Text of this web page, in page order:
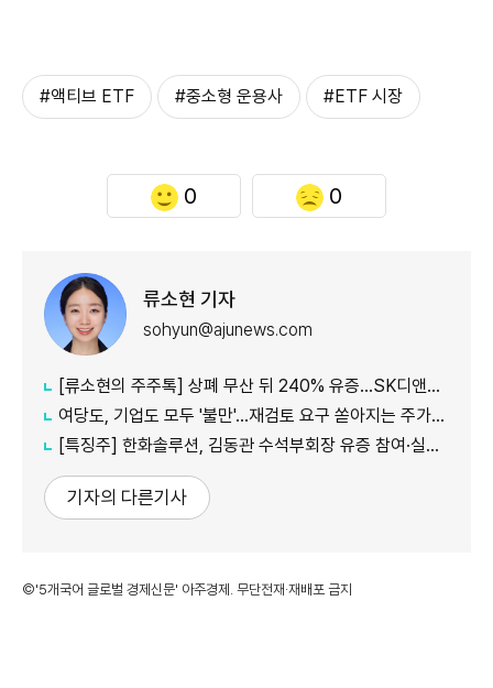
#액티브 ETF #중소형 운용사 #ETF 시장
0 0
류소현 기자
sohyun@ajunews.com
[류소현의 주주톡] 상폐 무산 뒤 240% 유증…SK디앤디는 주주를 설득했나?
여당도, 기업도 모두 '불만'...재검토 요구 쏟아지는 주가누르기 방지 세제개편안
[특징주] 한화솔루션, 김동관 수석부회장 유증 참여·실적 개선 기대에 16% 강세
기자의 다른기사
©'5개국어 글로벌 경제신문' 아주경제. 무단전재·재배포 금지